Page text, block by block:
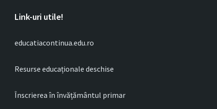
Link-uri utile!
educatiacontinua.edu.ro
Resurse educaționale deschise
Înscrierea în învățământul primar